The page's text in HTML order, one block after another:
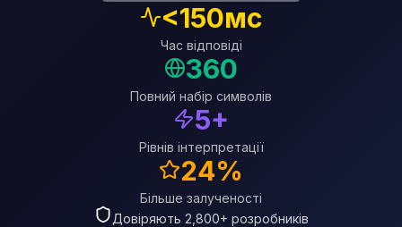
<150мс
Час відповіді
360
Повний набір символів
5+
Рівнів інтерпретації
24%
Більше залученості
Довіряють 2,800+ розробників